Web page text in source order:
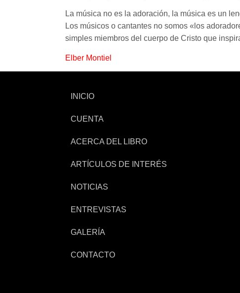
La música no es la adoración, la música es un
Los músicos o cantantes no somos «los
simples miembros del cuerpo de Cristo que
Elber Montiel
INICIO
CUENTA
ACERCA DEL LIBRO
ARTÍCULOS DE INTERÉS
NOTICIAS
ENTREVISTAS
GALERÍA
CONTACTO